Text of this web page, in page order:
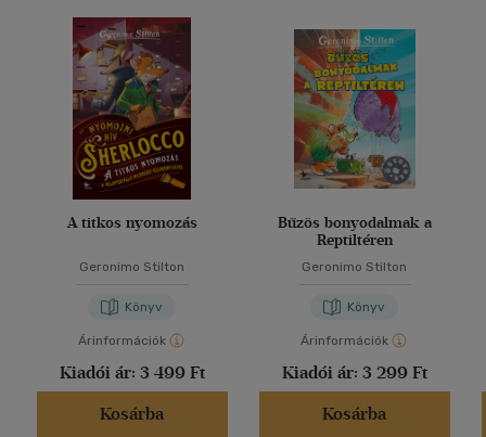
A titkos nyomozás
Geronimo Stilton
Könyv
Árinformációk
Kiadói ár: 3 499 Ft
Kosárba
Bűzös bonyodalmak a
Reptiltéren
Geronimo Stilton
Könyv
Árinformációk
Kiadói ár: 3 299 Ft
Kosárba